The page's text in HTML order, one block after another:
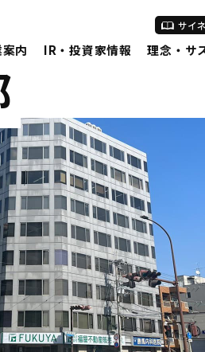
サイ
内 IR・投資家情報 理念・サ